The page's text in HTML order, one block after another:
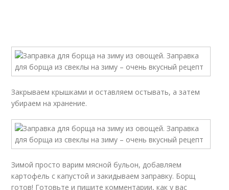
Закрываем крышками и оставляем остывать, а затем
убираем на хранение.
Зимой просто варим мясной бульон, добавляем
картофель с капустой и закидываем заправку. Борщ
готов! Готовьте и пишите комментарии, как у вас